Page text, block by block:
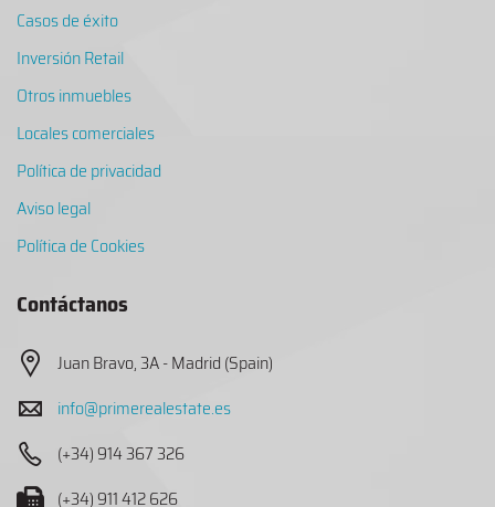
Casos de éxito
Inversión Retail
Otros inmuebles
Locales comerciales
Política de privacidad
Aviso legal
Política de Cookies
Contáctanos
Juan Bravo, 3A - Madrid (Spain)
info@primerealestate.es
(+34) 914 367 326
(+34) 911 412 626